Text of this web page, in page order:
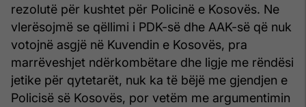
rezolutë për kushtet për Policinë e Kosovës. Ne
vlerësojmë se qëllimi i PDK-së dhe AAK-së që nuk
votojnë asgjë në Kuvendin e Kosovës, pra
marrëveshjet ndërkombëtare dhe ligje me rëndësi
jetike për qytetarët, nuk ka të bëjë me gjendjen e
Policisë së Kosovës, por vetëm me argumentimin